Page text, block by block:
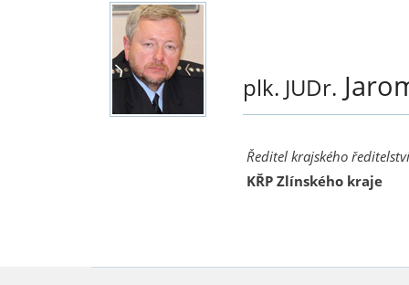
plk. JUDr.
Ředitel krajského ředitelství
KŘP Zlínského kraje